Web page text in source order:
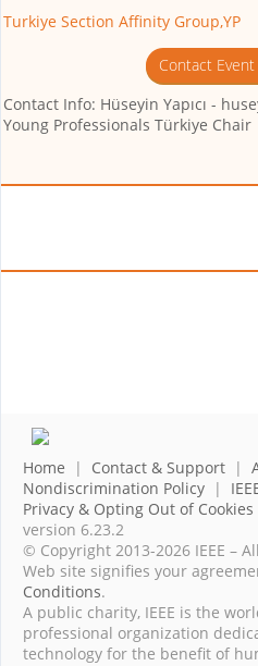
Turkiye Section Affinity Group,YP
Contact
Contact Info: Hüseyin Yapıcı -
Young Professionals Türkiye Chair
Home | Contact & Support |
Nondiscrimination Policy |
Privacy & Opting Out of Cookies
version 6.23.2
© Copyright 2013-2026 IEEE –
Web site signifies your
Conditions.
A public charity, IEEE is the
professional organization
technology for the benefit of